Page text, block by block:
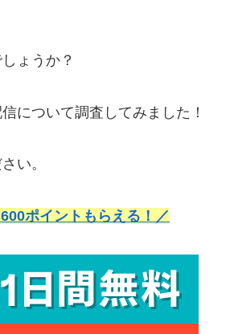
ょうか？
信について調査してみました！
い。
ポイントもらえる！／